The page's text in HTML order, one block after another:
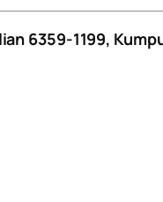
6359-1199,